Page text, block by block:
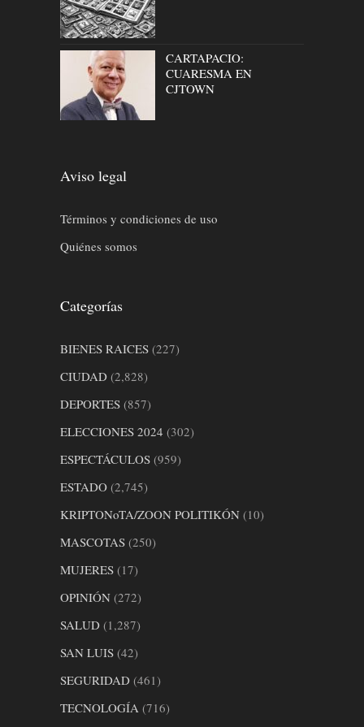
CARTAPACIO:
CUARESMA EN
CJTOWN
Aviso legal
Términos y condiciones de uso
Quiénes somos
Categorías
BIENES RAICES (227)
CIUDAD (2,828)
DEPORTES (857)
ELECCIONES 2024 (302)
ESPECTÁCULOS (959)
ESTADO (2,745)
KRIPTONoTA/ZOON POLITIKÓN (10)
MASCOTAS (250)
MUJERES (17)
OPINIÓN (272)
SALUD (1,287)
SAN LUIS (42)
SEGURIDAD (461)
TECNOLOGÍA (716)